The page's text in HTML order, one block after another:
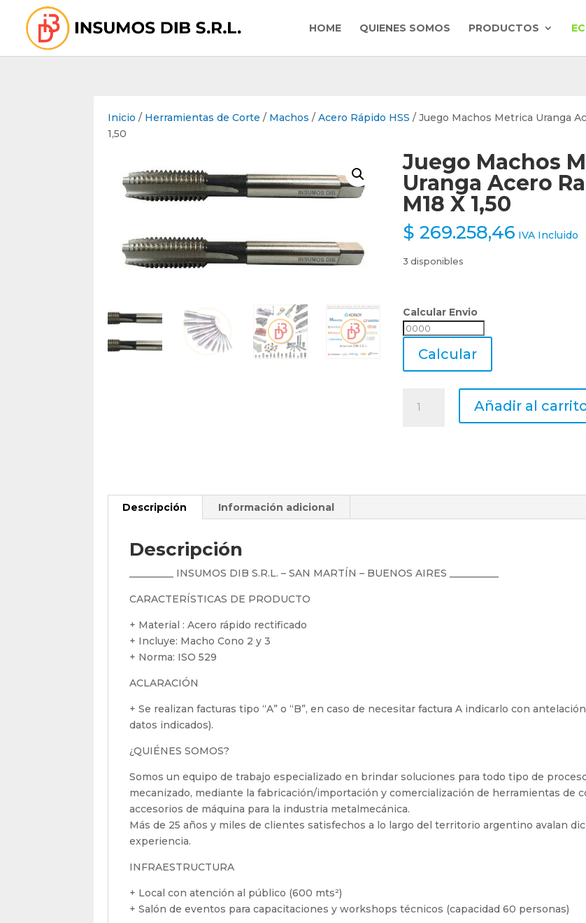
HOME QUIENES SOMOS PRODUCTOS
Inicio / Herramientas de Corte / Machos /Acero Rápido HSS / Juego Machos Metrica Uranga
1,50
Juego Machos
Uranga Acero
M18 X 1,50
$ 269.258,46 IVA Incluido
3 disponibles
Calcular Envio
Calcular
Calcular
Machos
M18
Añadir al
Descripción Información adicional
Descripción
_________ INSUMOS DIB S.R.L. – SAN MARTÍN – BUENOS AIRES __________
CARACTERÍSTICAS DE PRODUCTO
+ Material : Acero rápido rectificado
+ Incluye: Macho Cono 2 y 3
+ Norma: ISO 529
ACLARACIÓN
+ Se realizan facturas tipo “A” o “B”, en caso de necesitar factura A indicarlo con
datos indicados).
¿QUIÉNES SOMOS?
Somos un equipo de trabajo especializado en brindar soluciones para todo tipo de
mecanizado, mediante la fabricación/importación y comercialización de herramientas de
accesorios de máquina para la industria metalmecánica.
Más de 25 años y miles de clientes satisfechos a lo largo del territorio argentino avalan
experiencia.
INFRAESTRUCTURA
+ Local con atención al público (600 mts²)
+ Salón de eventos para capacitaciones y workshops técnicos (capacidad 60 personas)